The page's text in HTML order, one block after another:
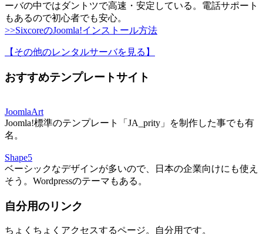
ーバの中ではダントツで高速・安定している。電話サポート
もあるので初心者でも安心。
>>SixcoreのJoomla!インストール方法
【その他のレンタルサーバを見る 】
おすすめテンプレートサイト
JoomlaArt
Joomla!標準のテンプレート「JA_prity」を制作した事でも有
名。
Shape5
ベーシックなデザインが多いので、日本の企業向けにも使え
そう。Wordpressのテーマもある。
自分用のリンク
ちょくちょくアクセスするページ。自分用です。